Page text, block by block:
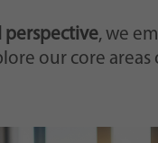
perspective, we
our core